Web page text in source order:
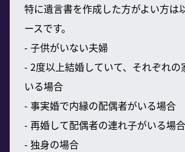
特に遺言書を作成した方がよい方は
ースです。
- 子供がいない夫婦
- 2度以上結婚していて、それぞれの
いる場合
- 事実婚で内縁の配偶者がいる場合
- 再婚して配偶者の連れ子がいる場合
- 独身の場合